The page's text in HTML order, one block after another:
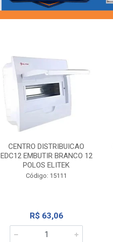
CENTRO DISTRIBUICAO
EDC12 EMBUTIR BRANCO 12
POLOS ELITEK
Código: 15111
R$ 63,06